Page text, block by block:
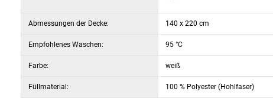
Abmessungen der Decke: 140 x 220 cm
Empfohlenes Waschen: 95 °C
Farbe: weiß
Füllmaterial: 100 % Polyester (Hohlfaser)